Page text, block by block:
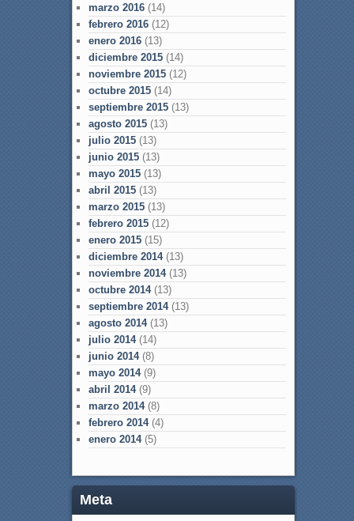
marzo 2016(14)
febrero 2016(12)
enero 2016(13)
diciembre 2015(14)
noviembre 2015(12)
octubre 2015(14)
septiembre 2015(13)
agosto 2015(13)
julio 2015(13)
junio 2015(13)
mayo 2015(13)
abril 2015(13)
marzo 2015(13)
febrero 2015(12)
enero 2015(15)
diciembre 2014(13)
noviembre 2014(13)
octubre 2014(13)
septiembre 2014(13)
agosto 2014(13)
julio 2014(14)
junio 2014(8)
mayo 2014(9)
abril 2014(9)
marzo 2014(8)
febrero 2014(4)
enero 2014(5)
Meta